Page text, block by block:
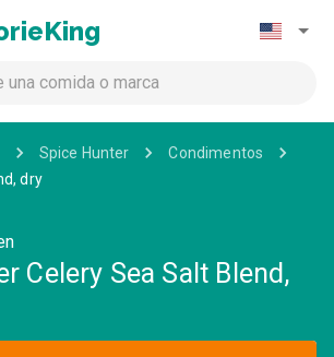
Spice Hunter
Condimentos
dry
Celery Sea Salt Blend,